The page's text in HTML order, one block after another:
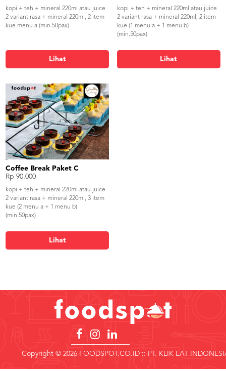
kopi + teh + mineral 220ml atau juice
2 variant rasa + mineral 220ml, 2 item
kue menu a (min.50pax)
Lihat
kopi + teh + mineral 220ml atau juice
2 variant rasa + mineral 220ml, 2 item
kue (1 menu a + 1 menu b)
(min.50pax)
Lihat
Coffee Break Paket C
Rp 90.000
kopi + teh + mineral 220ml atau juice
2 variant rasa + mineral 220ml, 3 item
kue (2 menu a + 1 menu b)
(min.50pax)
Lihat
Copyright © 2026 FOODSPOT.CO.ID :: PT. KLIK EAT